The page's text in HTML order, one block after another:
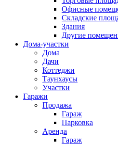
Офисные
Складские
Здания
Другие
Дома-участки
Дома
Дачи
Коттеджи
Таунхаусы
Участки
Гаражи
Продажа
Гараж
Парковка
Аренда
Гараж